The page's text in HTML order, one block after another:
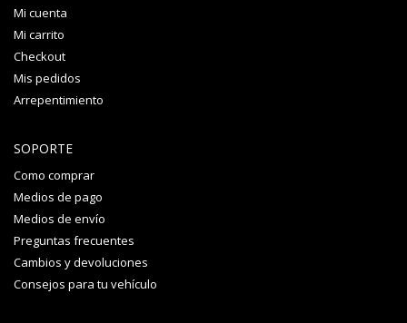
Mi cuenta
Mi carrito
Checkout
Mis pedidos
Arrepentimiento
SOPORTE
Como comprar
Medios de pago
Medios de envío
Preguntas frecuentes
Cambios y devoluciones
Consejos para tu vehículo